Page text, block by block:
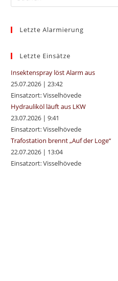
Letzte Alarmierung
Letzte Einsätze
Insektenspray löst Alarm aus
25.07.2026 |23:42
Einsatzort: Visselhövede
Hydrauliköl läuft aus LKW
23.07.2026 |9:41
Einsatzort: Visselhövede
Trafostation brennt „Auf der Loge“
22.07.2026 | 13:04
Einsatzort: Visselhövede